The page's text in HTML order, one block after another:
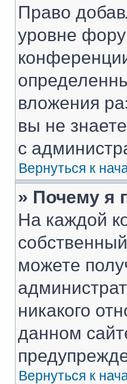
Право
уровне
вложения
вы не
с
Вернуться к
» Почему я
На каждой
можете
никакого
данном
Вернуться к